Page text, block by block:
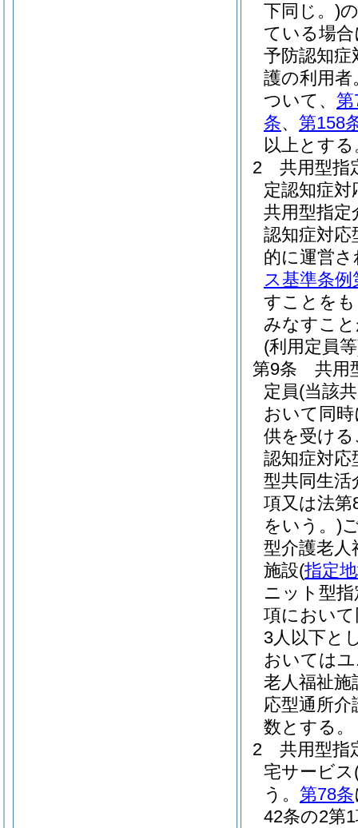
下同じ。)
ている場
予防認知症
護の利用者
ついて、 第
条、 第158
以上とする
2
共用型指
定認知症
共用型指定
認知症対
的に運営
ス基準条例
すことを
みなすこ
(利用定員
第9条
共用
定員(当該
おいて同
供を受け
認知症対応
型共同生活
項又は法
をいう。)
型介護老人
施設(指定
ニット型
項におい
3人以下と
おいては
老人福祉施
応型通所
数とする。
2
共用型指
宅サービス
う。 第78条
42条の2第